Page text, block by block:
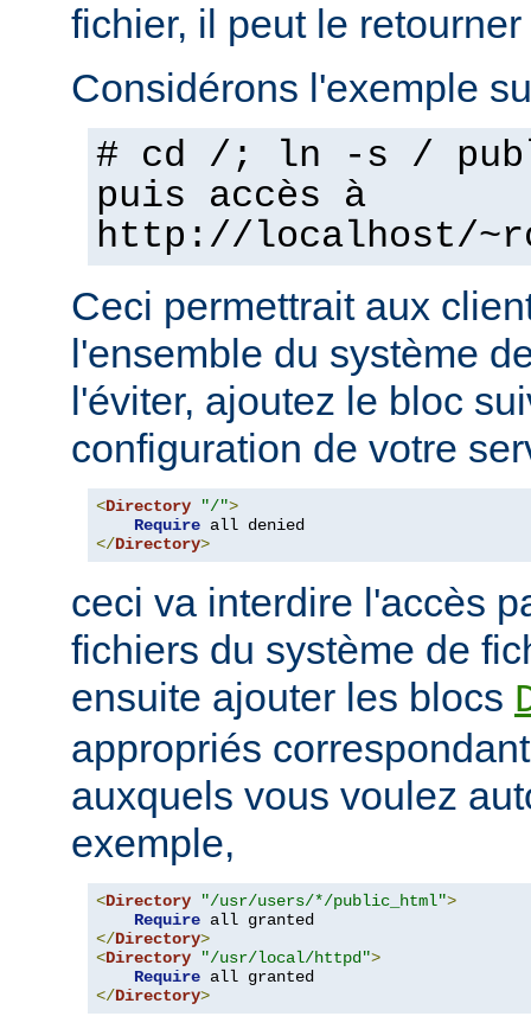
fichier, il peut le
Considérons l'exemple
# cd /; ln -s /
puis accès à
http://localhost/
Ceci permettrait aux
l'ensemble du système
l'éviter, ajoutez le bloc
configuration de votre
<Directory "/">
Require
</Directory>
ceci va interdire l'accès
fichiers du système de
ensuite ajouter les blocs
appropriés
auxquels vous voulez
exemple,
<Directory "/usr/users/*/public_html">
Require
</Directory>
<Directory "/usr/local/httpd">
Require
</Directory>